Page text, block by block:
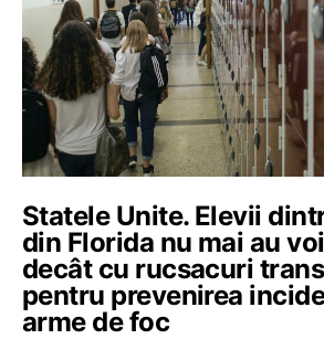
Statele Unite. Elevii
din Florida nu mai au
decât cu rucsacuri
pentru prevenirea
arme de foc